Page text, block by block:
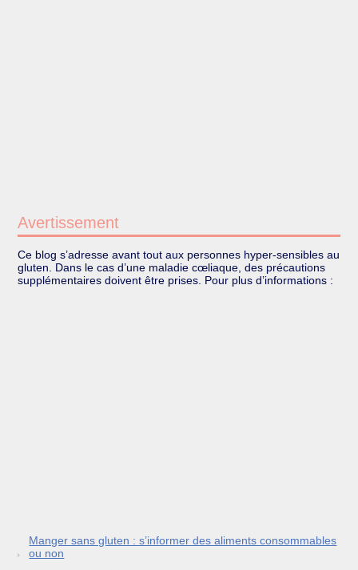
Avertissement
Ce blog s’adresse avant tout aux personnes hyper-sensibles au
gluten. Dans le cas d’une maladie cœliaque, des précautions
supplémentaires doivent être prises. Pour plus d’informations :
Manger sans gluten : s’informer des aliments consommables
ou non